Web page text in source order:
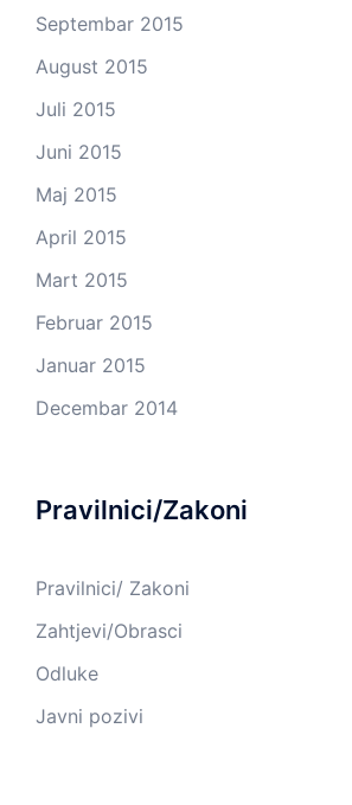
Septembar 2015
August 2015
Juli 2015
Juni 2015
Maj 2015
April 2015
Mart 2015
Februar 2015
Januar 2015
Decembar 2014
Pravilnici/Zakoni
Pravilnici/ Zakoni
Zahtjevi/Obrasci
Odluke
Javni pozivi